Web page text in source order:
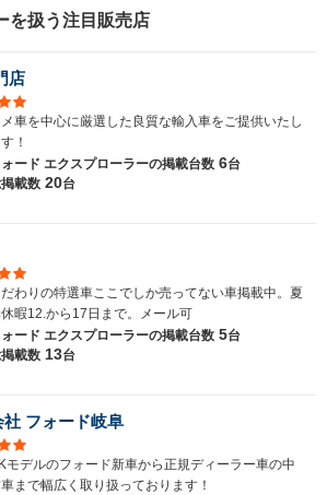
を扱う注目販売店
店
車を中心に厳選した良質な輸入車をご提供いたし
！
ード エクスプローラーの掲載台数 6台
載数 20台
わりの特選車ここでしか売ってない車掲載中。夏
暇12.から17日まで。メール可
ード エクスプローラーの掲載台数 5台
載数 13台
フォード岐阜
モデルのフォード新車から正規ディーラー車の中
まで幅広く取り扱っております！